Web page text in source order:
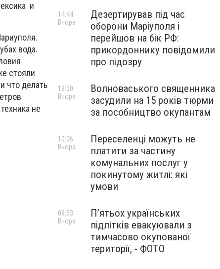
и
вода.
стояли
что делать
не
Дезертирував під час
оборони Маріуполя і
перейшов на бік РФ:
прикордоннику повідомили
про підозру
14:44
Вчора
Волноваського священника
засудили на 15 років тюрми
за пособництво окупантам
13:00
Вчора
Переселенці можуть не
платити за частину
комунальних послуг у
покинутому житлі: які
умови
10:06
Вчора
П’ятьох українських
підлітків евакуювали з
тимчасово окупованої
території, - ФОТО
09:53
Вчора